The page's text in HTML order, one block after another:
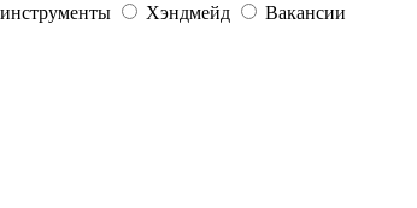
Хэндмейд
Вакансии